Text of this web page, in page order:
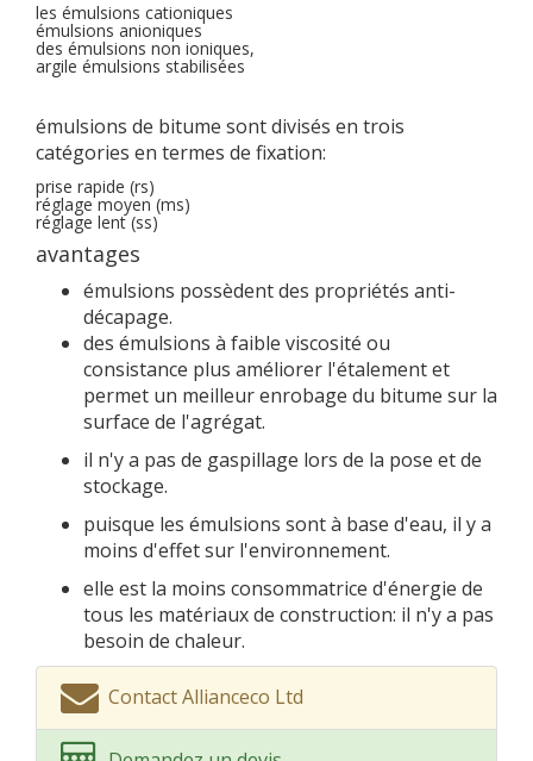
les émulsions cationiques
émulsions anioniques
des émulsions non ioniques,
argile émulsions stabilisées
émulsions de bitume sont divisés en trois
catégories en termes de fixation:
prise rapide (rs)
réglage moyen (ms)
réglage lent (ss)
avantages
émulsions possèdent des propriétés anti-
décapage.
des émulsions à faible viscosité ou
consistance plus améliorer l'étalement et
permet un meilleur enrobage du bitume sur la
surface de l'agrégat.
il n'y a pas de gaspillage lors de la pose et de
stockage.
puisque les émulsions sont à base d'eau, il y a
moins d'effet sur l'environnement.
elle est la moins consommatrice d'énergie de
tous les matériaux de construction: il n'y a pas
besoin de chaleur.
Contact Allianceco Ltd